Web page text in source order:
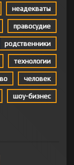
неадекваты
правосудие
родственники
технологии
человек
шоу-бизнес